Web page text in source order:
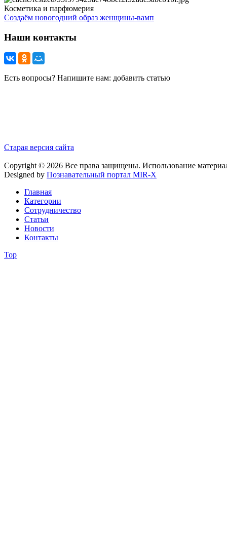
Косметика и парфюмерия
Создаём новогодний образ женщины-вамп
Наши контакты
Есть вопросы? Напишите нам: добавить статью
Старая версия сайта
Copyright © 2026 Все права защищены. Использование
Designed by Познавательный портал MIR-X
Главная
Категории
Сотрудничество
Статьи
Новости
Контакты
Top